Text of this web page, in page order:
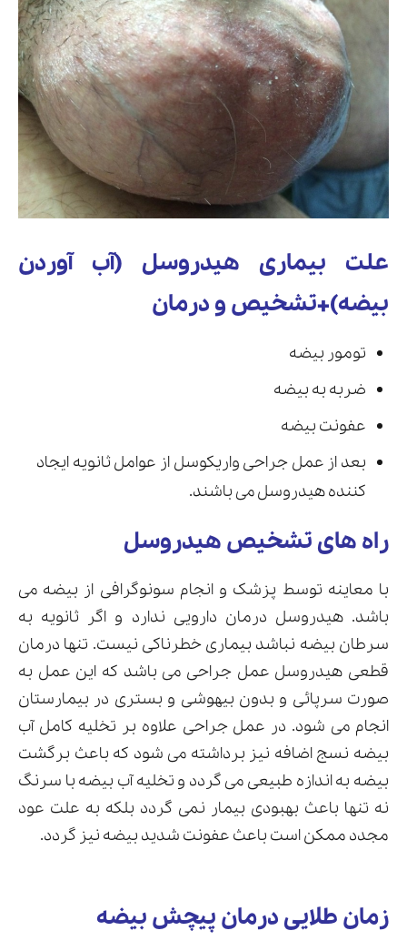
علت بیماری هیدروسل (آب آوردن
بیضه)+تشخیص و درمان
تومور بیضه
ضربه به بیضه
عفونت بیضه
بعد از عمل جراحی واریکوسل از عوامل ثانویه ایجاد
کننده هیدروسل می باشند.
راه های تشخیص هیدروسل
با معاینه توسط پزشک و انجام سونوگرافی از بیضه می
باشد. هیدروسل درمان دارویی ندارد و اگر ثانویه به
سرطان بیضه نباشد بیماری خطرناکی نیست. تنها درمان
قطعی هیدروسل عمل جراحی می باشد که این عمل به
صورت سرپائی و بدون بیهوشی و بستری در بیمارستان
انجام می شود. در عمل جراحی علاوه بر تخلیه کامل آب
بیضه نسج اضافه نیز برداشته می شود که باعث برگشت
بیضه به اندازه طبیعی می گردد و تخلیه آب بیضه با سرنگ
نه تنها باعث بهبودی بیمار نمی گردد بلکه به علت عود
مجدد ممکن است باعث عفونت شدید بیضه نیز گردد.
زمان طلایی درمان پیچش بیضه